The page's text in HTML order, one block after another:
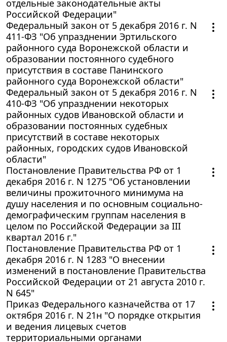
отдельные законодательные акты
Российской Федерации"
Федеральный закон от 5 декабря 2016 г. N
411-ФЗ "Об упразднении Эртильского
районного суда Воронежской области и
образовании постоянного судебного
присутствия в составе Панинского
районного суда Воронежской области"
Федеральный закон от 5 декабря 2016 г. N
410-ФЗ "Об упразднении некоторых
районных судов Ивановской области и
образовании постоянных судебных
присутствий в составе некоторых
районных, городских судов Ивановской
области"
Постановление Правительства РФ от 1
декабря 2016 г. N 1275 "Об установлении
величины прожиточного минимума на
душу населения и по основным социально-
демографическим группам населения в
целом по Российской Федерации за III
квартал 2016 г."
Постановление Правительства РФ от 1
декабря 2016 г. N 1283 "О внесении
изменений в постановление Правительства
Российской Федерации от 21 августа 2010 г.
N 645"
Приказ Федерального казначейства от 17
октября 2016 г. N 21н "О порядке открытия
и ведения лицевых счетов
территориальными органами